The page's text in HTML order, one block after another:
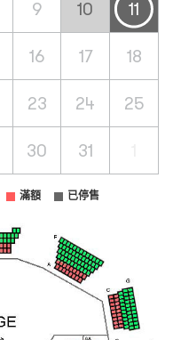
9 10 11
16 17 18
23 24 25
30 31
滿額 已停售